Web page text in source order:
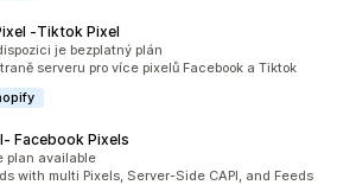
‑Tiktok Pixel
250
je bezplatný plán
serveru pro více pixelů Facebook a Tiktok
Facebook Pixels
92
plan available
with multi Pixels, Server-Side CAPI, and Feeds